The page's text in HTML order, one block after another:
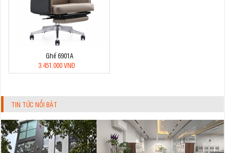
Ghế 6901A
3.451.000 VNĐ
TIN TỨC NỔI BẬT